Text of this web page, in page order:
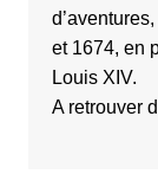
et 1674, en
Louis XIV.
A retrouver